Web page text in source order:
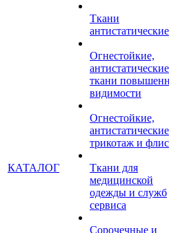
КАТАЛОГ
Ткани
антистатические
Огнестойкие,
антистатические
ткани
видимости
Огнестойкие,
антистатические
трикотаж и флис
Ткани для
медицинской
одежды и служб
сервиса
Сорочечные и